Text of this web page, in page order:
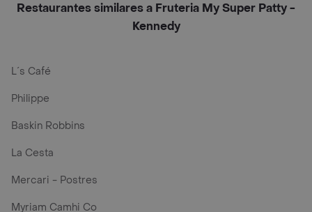
Restaurantes similares a Fruteria My Super Patty -
Kennedy
L´s Café
Philippe
Baskin Robbins
La Cesta
Mercari - Postres
Myriam Camhi Co